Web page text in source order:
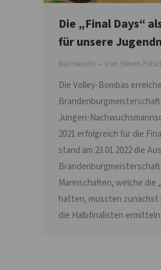
Die „Final Days“
für unsere
Nachwuchs Von Steven
Die Volley-Bombas
Brandenburgmeisterschaft
Jungen-
2021 erfolgreich für die
stand am 23.01.2022 die
Brandenburgmeisterschaft
Mannschaften, welche die
hatten, mussten zunächst
die Halbfinalisten